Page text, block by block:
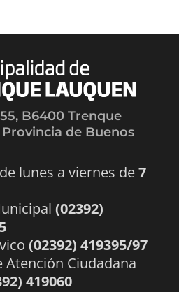
B6400 Trenque
de Buenos
de lunes a viernes de7
(02392)
(02392) 419395/97
Atención Ciudadana
419060